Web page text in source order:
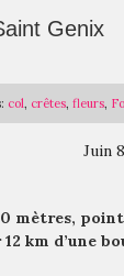
Genix
col, crêtes, fleurs,
Juin
mètres,
km d’une